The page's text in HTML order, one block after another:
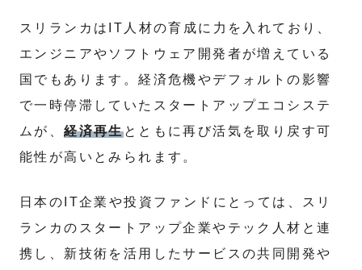
スリランカはIT人材の育成に力を入れており、
エンジニアやソフトウェア開発者が増えている
国でもあります。経済危機やデフォルトの影響
で一時停滞していたスタートアップエコシステ
ムが、経済再生とともに再び活気を取り戻す可
能性が高いとみられます。
日本のIT企業や投資ファンドにとっては、スリ
ランカのスタートアップ企業やテック人材と連
携し、新技術を活用したサービスの共同開発や